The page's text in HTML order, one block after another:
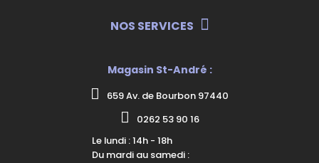
NOS SERVICES
Magasin St-André :
659 Av. de Bourbon 97440
0262 53 90 16
Le lundi : 14h - 18h
Du mardi au samedi :